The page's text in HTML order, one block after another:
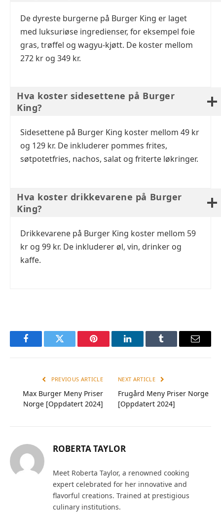
De dyreste burgerne på Burger King er laget
med luksuriøse ingredienser, for eksempel foie
gras, trøffel og wagyu-kjøtt. De koster mellom
272 kr og 349 kr.
Hva koster sidesettene på Burger
King?
Sidesettene på Burger King koster mellom 49 kr
og 129 kr. De inkluderer pommes frites,
søtpotetfries, nachos, salat og friterte løkringer.
Hva koster drikkevarene på Burger
King?
Drikkevarene på Burger King koster mellom 59
kr og 99 kr. De inkluderer øl, vin, drinker og
kaffe.
FacebookTwitter Pinterest LinkedInTumblr Email
PREVIOUS ARTICLE
Max Burger Meny Priser
Norge [Oppdatert 2024]
NEXT ARTICLE
Frugård Meny Priser Norge
[Oppdatert 2024]
ROBERTA TAYLOR
Meet Roberta Taylor, a renowned cooking
expert celebrated for her innovative and
flavorful creations. Trained at prestigious
culinary institutions.